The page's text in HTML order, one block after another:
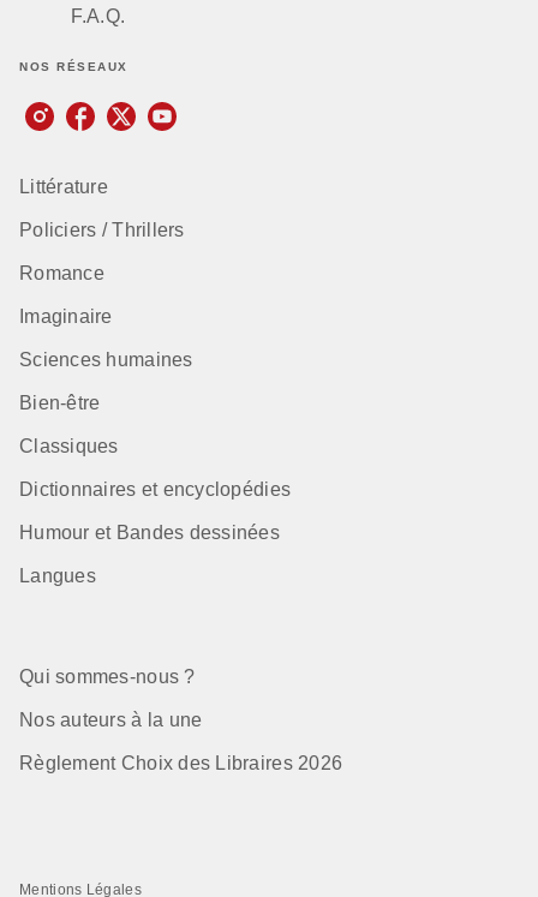
F.A.Q.
NOS RÉSEAUX
Littérature
Policiers / Thrillers
Romance
Imaginaire
Sciences humaines
Bien-être
Classiques
Dictionnaires et encyclopédies
Humour et Bandes dessinées
Langues
Qui sommes-nous ?
Nos auteurs à la une
Règlement Choix des Libraires 2026
Mentions Légales